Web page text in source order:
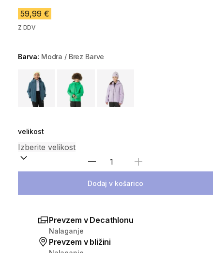
59,99 €
Z DDV
Barva: Modra / Brez Barve
Choose a variant
velikost
Izberite količino
Dodaj v košarico
Prevzem v Decathlonu
Nalaganje
Prevzem v bližini